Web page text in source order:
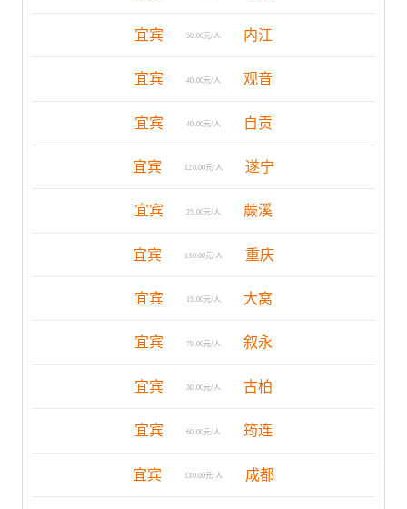
宜宾 50.00元/人 内江
宜宾 40.00元/人 观音
宜宾 40.00元/人 自贡
宜宾 120.00元/人 遂宁
宜宾 25.00元/人 蕨溪
宜宾 130.00元/人 重庆
宜宾 15.00元/人 大窝
宜宾 70.00元/人 叙永
宜宾 30.00元/人 古柏
宜宾 60.00元/人 筠连
宜宾 130.00元/人 成都